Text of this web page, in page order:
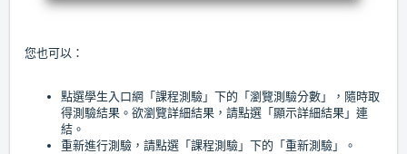
您也可以：
點選學生入口網「課程測驗」下的「瀏覽測驗分數」，隨時取
得測驗結果。欲瀏覽詳細結果，請點選「顯示詳細結果」連
結。
重新進行測驗，請點選「課程測驗」下的「重新測驗」。